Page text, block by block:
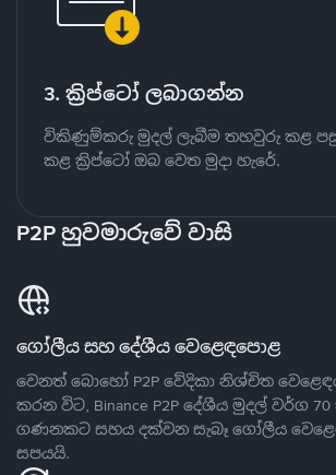
3. ක්‍රිප්ටෝ ලබාගන්න
විකිණුම්කරු මුදල් ලැබීම තහවුරු කළ
කළ ක්‍රිප්ටෝ ඔබ වෙත මුදා හැරේ.
P2P හුවමාරුවේ වාසි
ගෝලීය සහ දේශීය වෙළෙඳපොළ
වෙනත් බොහෝ P2P වේදිකා නිශ්චිත
කරන විට, Binance P2P දේශීය මුදල් වර්ග
ගණනකට සහය දක්වන සැබෑ ගෝලීය
සපයයි.